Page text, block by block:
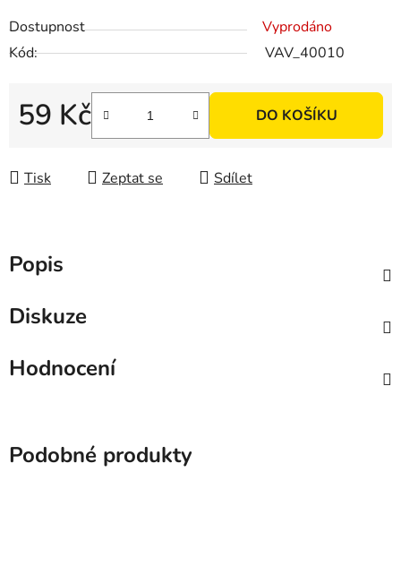
Dostupnost
Vyprodáno
Kód:
VAV_40010
59 Kč
Měrná cena:
DO KOŠÍKU
Tisk Zeptat se Sdílet
Popis
Diskuze
Hodnocení
Podobné produkty